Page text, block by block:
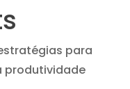
para
produtividade